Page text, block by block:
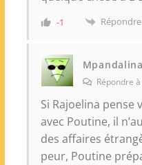
-1 Répondre
Mpandalina
Répondre à
Si Rajoelina pense
avec Poutine, il
des affaires
peur, Poutine